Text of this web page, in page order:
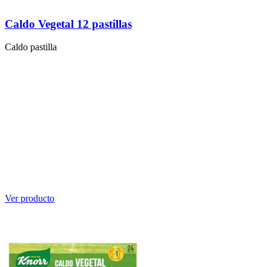
Caldo Vegetal 12 pastillas
Caldo pastilla
Ver producto